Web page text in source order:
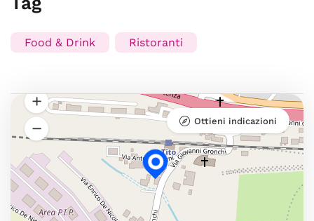
Food & Drink Ristoranti
Ottieni indicazioni